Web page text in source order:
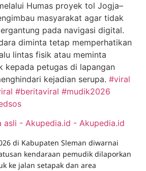
Humas proyek tol Jogja–
masyarakat agar tidak
pada navigasi digital.
diminta tetap memperhatikan
lintas fisik atau meminta
kepada petugas di lapangan
kejadian serupa. #viral
#beritaviral #mudik2026
asli - Akupedia.id - Akupedia.id
di Kabupaten Sleman diwarnai
kendaraan pemudik dilaporkan
ke jalan setapak dan area